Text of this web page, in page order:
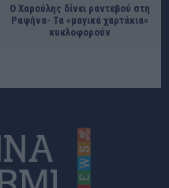
Ο Χαρούλης δίνει ραντεβού στη
Ραφήνα- Τα «μαγικά χαρτάκια»
κυκλοφορούν